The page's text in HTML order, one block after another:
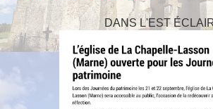
DANS L'EST